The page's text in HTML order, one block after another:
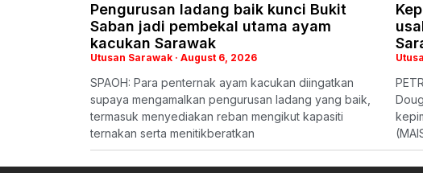
Pengurusan ladang baik kunci Bukit
Saban jadi pembekal utama ayam
kacukan Sarawak
Utusan Sarawak August 6, 2026
SPAOH: Para penternak ayam kacukan diingatkan
supaya mengamalkan pengurusan ladang yang baik,
termasuk menyediakan reban mengikut kapasiti
ternakan serta menitikberatkan